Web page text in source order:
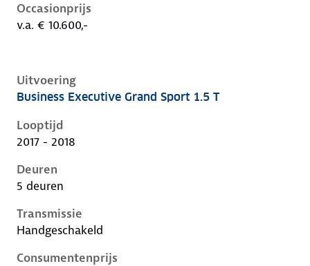
Occasionprijs
v.a. € 10.600,-
Uitvoering
Opel Insignia b, grand sport 1.5 t, 103 kW, Benzine, 5
Business Executive Grand Sport 1.5 T
Looptijd
2017 - 2018
Deuren
5 deuren
Transmissie
Handgeschakeld
Consumentenprijs